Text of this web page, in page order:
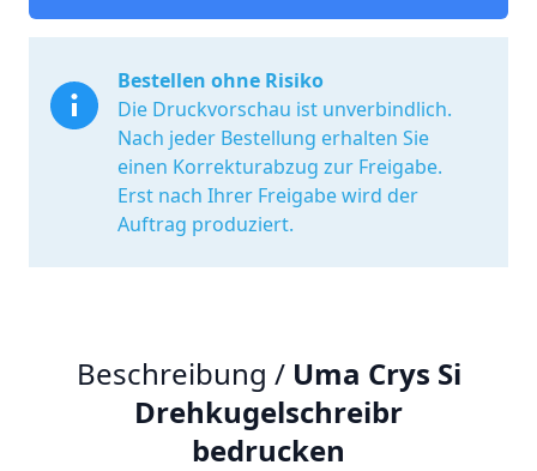
Bestellen ohne Risiko
Die Druckvorschau ist unverbindlich.
Nach jeder Bestellung erhalten Sie
einen Korrekturabzug zur Freigabe.
Erst nach Ihrer Freigabe wird der
Auftrag produziert.
Beschreibung / Uma Crys Si
Drehkugelschreibr
bedrucken